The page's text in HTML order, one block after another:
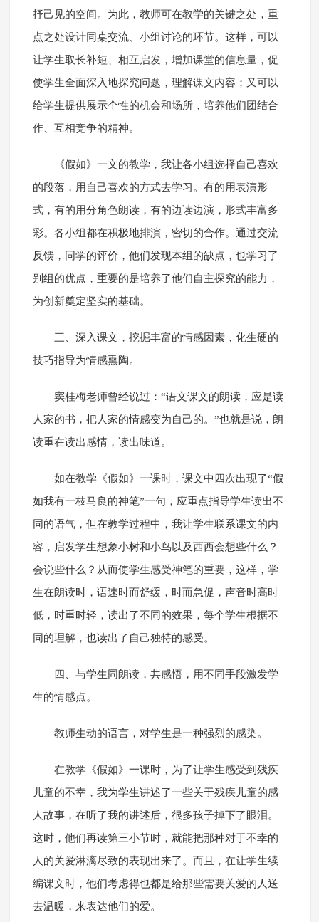
抒己见的空间。为此，教师可在教学的关键之处，重
点之处设计同桌交流、小组讨论的环节。这样，可以
让学生取长补短、相互启发，增加课堂的信息量，促
使学生全面深入地探究问题，理解课文内容；又可以
给学生提供展示个性的机会和场所，培养他们团结合
作、互相竞争的精神。
《假如》一文的教学，我让各小组选择自己喜欢
的段落，用自己喜欢的方式去学习。有的用表演形
式，有的用分角色朗读，有的边读边演，形式丰富多
彩。各小组都在积极地排演，密切的合作。通过交流
反馈，同学的评价，他们发现本组的缺点，也学习了
别组的优点，重要的是培养了他们自主探究的能力，
为创新奠定坚实的基础。
三、深入课文，挖掘丰富的情感因素，化生硬的
技巧指导为情感熏陶。
窦桂梅老师曾经说过：“语文课文的朗读，应是读
人家的书，把人家的情感变为自己的。”也就是说，朗
读重在读出感情，读出味道。
如在教学《假如》一课时，课文中四次出现了“假
如我有一枝马良的神笔”一句，应重点指导学生读出不
同的语气，但在教学过程中，我让学生联系课文的内
容，启发学生想象小树和小鸟以及西西会想些什么？
会说些什么？从而使学生感受神笔的重要，这样，学
生在朗读时，语速时而舒缓，时而急促，声音时高时
低，时重时轻，读出了不同的效果，每个学生根据不
同的理解，也读出了自己独特的感受。
四、与学生同朗读，共感悟，用不同手段激发学
生的情感点。
教师生动的语言，对学生是一种强烈的感染。
在教学《假如》一课时，为了让学生感受到残疾
儿童的不幸，我为学生讲述了一些关于残疾儿童的感
人故事，在听了我的讲述后，很多孩子掉下了眼泪。
这时，他们再读第三小节时，就能把那种对于不幸的
人的关爱淋漓尽致的表现出来了。而且，在让学生续
编课文时，他们考虑得也都是给那些需要关爱的人送
去温暖，来表达他们的爱。